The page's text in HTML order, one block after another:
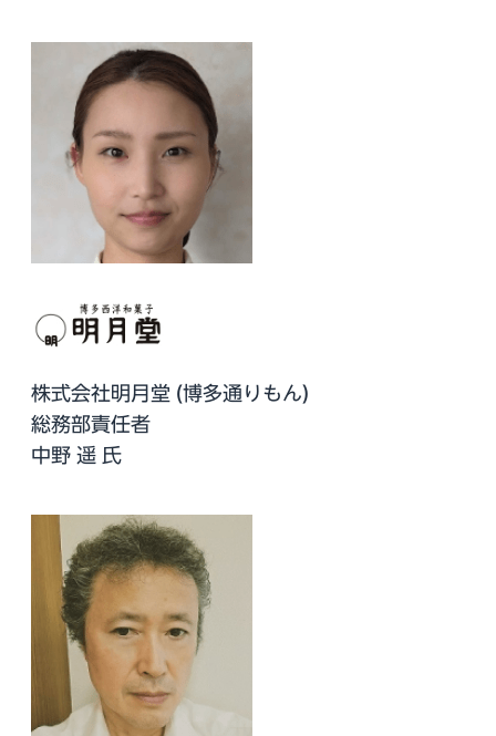
株式会社明月堂 (博多通りもん)
総務部責任者
中野 遥 氏